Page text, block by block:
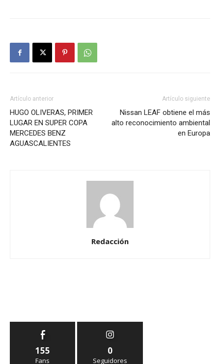
Artículo anterior
HUGO OLIVERAS, PRIMER
LUGAR EN SUPER COPA
MERCEDES BENZ
AGUASCALIENTES
Artículo siguiente
Nissan LEAF obtiene el más
alto reconocimiento ambiental
en Europa
Redacción
155
Fans
0
Seguidores